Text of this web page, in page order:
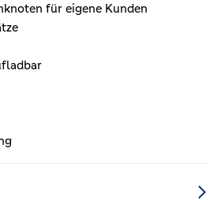
für eigene Kunden